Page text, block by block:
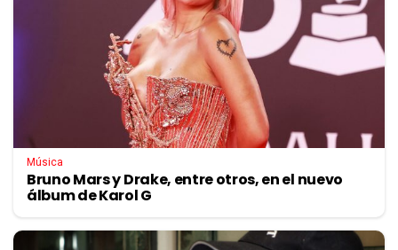
Música
Bruno Mars y Drake, entre otros, en el nuevo
álbum de Karol G